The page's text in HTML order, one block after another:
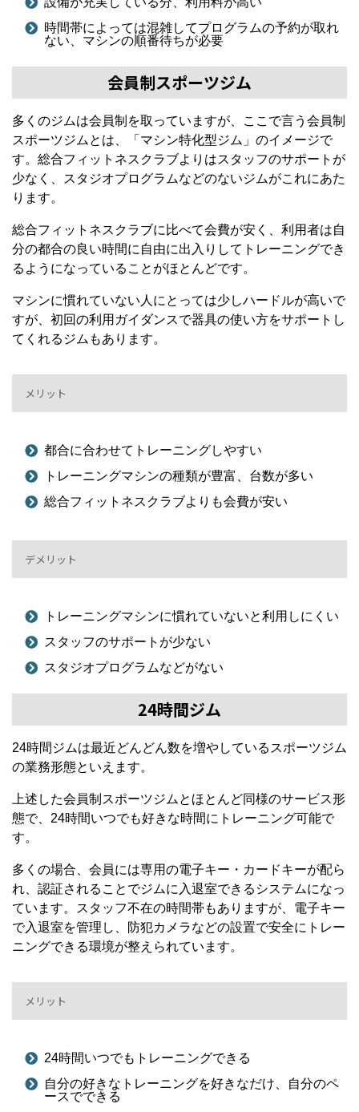
時間帯によっては混雑してプログラムの予約が取れ
ない、マシンの順番待ちが必要
会員制スポーツジム
多くのジムは会員制を取っていますが、ここで言う会員制
スポーツジムとは、「マシン特化型ジム」のイメージで
す。総合フィットネスクラブよりはスタッフのサポートが
少なく、スタジオプログラムなどのないジムがこれにあた
ります。
総合フィットネスクラブに比べて会費が安く、利用者は自
分の都合の良い時間に自由に出入りしてトレーニングでき
るようになっていることがほとんどです。
マシンに慣れていない人にとっては少しハードルが高いで
すが、初回の利用ガイダンスで器具の使い方をサポートし
てくれるジムもあります。
メリット
都合に合わせてトレーニングしやすい
トレーニングマシンの種類が豊富、台数が多い
総合フィットネスクラブよりも会費が安い
デメリット
トレーニングマシンに慣れていないと利用しにくい
スタッフのサポートが少ない
スタジオプログラムなどがない
24時間ジム
24時間ジムは最近どんどん数を増やしているスポーツジム
の業務形態といえます。
上述した会員制スポーツジムとほとんど同様のサービス形
態で、24時間いつでも好きな時間にトレーニング可能で
す。
多くの場合、会員には専用の電子キー・カードキーが配ら
れ、認証されることでジムに入退室できるシステムになっ
ています。スタッフ不在の時間帯もありますが、電子キー
で入退室を管理し、防犯カメラなどの設置で安全にトレー
ニングできる環境が整えられています。
メリット
24時間いつでもトレーニングできる
自分の好きなトレーニングを好きなだけ、自分のペ
ースでできる